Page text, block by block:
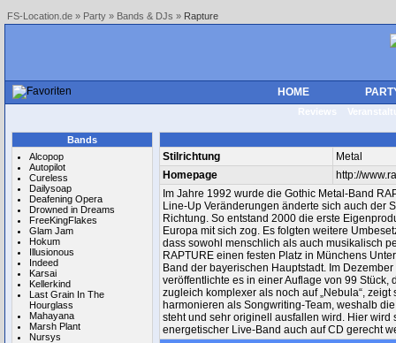
FS-Location.de » Party » Bands & DJs » Rapture
HOME
Reviews
Bands
Alcopop
Autopilot
Cureless
Dailysoap
Deafening Opera
Drowned in Dreams
FreeKingFlakes
Glam Jam
Hokum
Illusionous
Indeed
Karsai
Kellerkind
Last Grain In The
Hourglass
Mahayana
Marsh Plant
Nursys
Stilrichtung
Metal
Homepage
http://
Im Jahre 1992 wurde die Gothic Metal-Band
Line-Up Veränderungen änderte sich auch der
Richtung. So entstand 2000 die erste
Europa mit sich zog. Es folgten weitere
dass sowohl menschlich als auch musikalisch
RAPTURE einen festen Platz in Münchens
Band der bayerischen Hauptstadt. Im
veröffentlichte es in einer Auflage von 99
zugleich komplexer als noch auf „Nebula“,
harmonieren als Songwriting-Team, weshalb
steht und sehr originell ausfallen wird. Hier
energetischer Live-Band auch auf CD gerecht